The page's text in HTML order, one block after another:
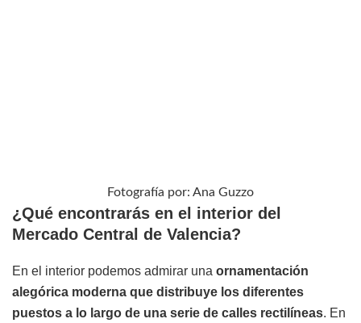
Fotografía por: Ana Guzzo
¿Qué encontrarás en el interior del
Mercado Central de Valencia?
En el interior podemos admirar una ornamentación
alegórica moderna que distribuye los diferentes
puestos a lo largo de una serie de calles rectilíneas. En